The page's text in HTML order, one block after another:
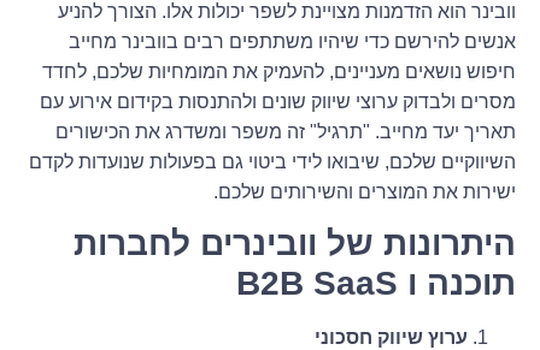
וובינר הוא הזדמנות מצויינת לשפר יכולות אלו. הצורך להניע
אנשים להירשם כדי שיהיו משתתפים רבים בוובינר מחייב
חיפוש נושאים מעניינים, להעמיק את המומחיות שלכם, לחדד
מסרים ולבדוק ערוצי שיווק שונים ולהתנסות בקידום אירוע עם
תאריך יעד מחייב. "תרגיל" זה משפר ומשדרג את הכישורים
השיווקיים שלכם, שיבואו לידי ביטוי גם בפעולות שנועדות לקדם
ישירות את המוצרים והשירותים שלכם.
היתרונות של וובינרים לחברות
תוכנה ו
ערוץ שיווק חסכוני